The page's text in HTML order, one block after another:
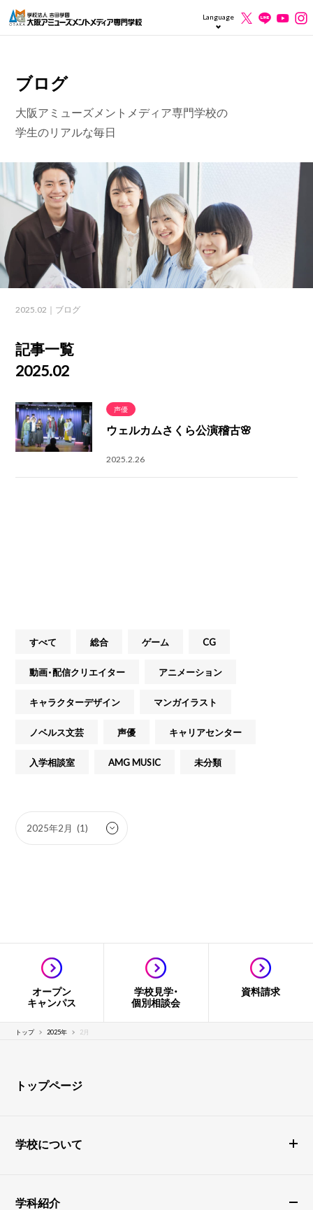
Language
ブログ
大阪アミューズメントメディア専門学校の
学生のリアルな毎日
2025.02 ｜ブログ
記事一覧
2025.02
声優
ウェルカムさくら公演稽古🌸
2025.2.26
すべて 総合 ゲーム CG
動画・配信クリエイター アニメーション
キャラクターデザイン マンガイラスト
ノベルス文芸 声優 キャリアセンター
入学相談室 AMG MUSIC 未分類
オープン
キャンパス
学校見学・
個別相談会
資料請求
トップ 2025年 2月
トップページ
学校について
学科紹介